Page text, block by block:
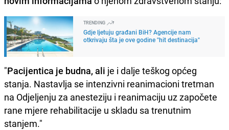
TRENDING
Gdje ljetuju građani BiH? Agencije nam
otkrivaju šta je ove godine "hit destinacija"
"Pacijentica je budna, ali je i dalje teškog općeg
stanja. Nastavlja se intenzivni reanimacioni tretman
na Odjeljenju za anesteziju i reanimaciju uz započete
rane mjere rehabilitacije u skladu sa trenutnim
stanjem."